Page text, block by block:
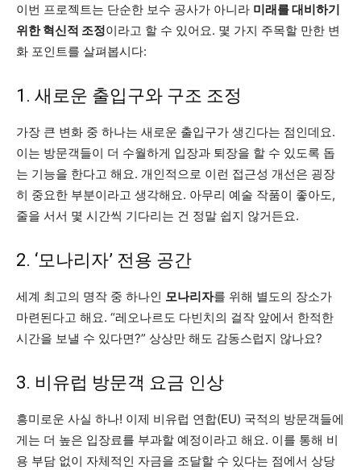
이번 프로젝트는 단순한 보수 공사가 아니라 미래를 대비하기
위한 혁신적 조정이라고 할 수 있어요. 몇 가지 주목할 만한 변
화 포인트를 살펴봅시다:
1. 새로운 출입구와 구조 조정
가장 큰 변화 중 하나는 새로운 출입구가 생긴다는 점인데요.
이는 방문객들이 더 수월하게 입장과 퇴장을 할 수 있도록 돕
는 기능을 한다고 해요. 개인적으로 이런 접근성 개선은 굉장
히 중요한 부분이라고 생각해요. 아무리 예술 작품이 좋아도,
줄을 서서 몇 시간씩 기다리는 건 정말 쉽지 않거든요.
2. ‘모나리자’ 전용 공간
세계 최고의 명작 중 하나인 모나리자를 위해 별도의 장소가
마련된다고 해요. “레오나르도 다빈치의 걸작 앞에서 한적한
시간을 보낼 수 있다면?” 상상만 해도 감동스럽지 않나요?
3. 비유럽 방문객 요금 인상
흥미로운 사실 하나! 이제 비유럽 연합(EU) 국적의 방문객들에
게는 더 높은 입장료를 부과할 예정이라고 해요. 이를 통해 비
용 부담 없이 자체적인 자금을 조달할 수 있다는 점에서 상당